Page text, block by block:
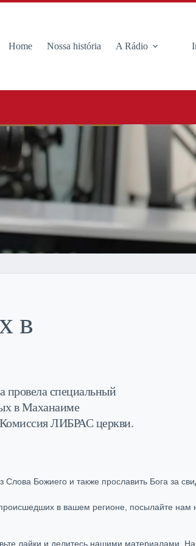
Home Nossa história A Rádio
в
провела специальный
в Маханаиме
ЛИБРАС церкви.
Божиего и также прославить Бога за
в вашем регионе, посылайте нам
лайки и делитесь нашими материалами.